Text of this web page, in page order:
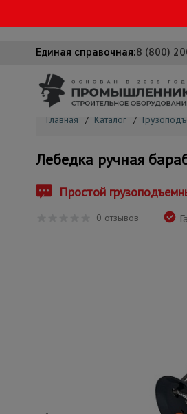
Единая справочная:8 (800)
Вышки-
Подмости
Сетка,
Главная / Каталог /
Лебедка ручная
Простой
0 отзывов